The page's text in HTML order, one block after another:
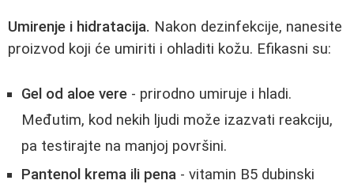
Umirenje i hidratacija. Nakon dezinfekcije, nanesite
proizvod koji će umiriti i ohladiti kožu. Efikasni su:
Gel od aloe vere - prirodno umiruje i hladi.
Međutim, kod nekih ljudi može izazvati reakciju,
pa testirajte na manjoj površini.
Pantenol krema ili pena - vitamin B5 dubinski